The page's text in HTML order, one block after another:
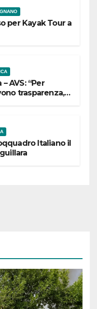
per Kayak Tour a
AVS: “Per
trasparenza,
Italiano il